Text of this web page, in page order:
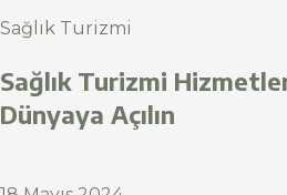
Sağlık Turizmi
Sağlık Turizmi
Dünyaya Açılın